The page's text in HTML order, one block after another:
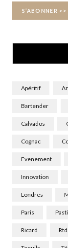
Apéritif
Bartender
Calvados
Cognac
Evenement
Innovation
Londres
Paris
Ricard Rtd